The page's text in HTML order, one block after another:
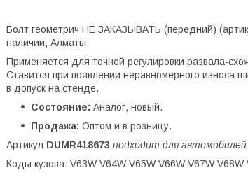
Болт геометрич НЕ ЗАКАЗЫВАТЬ (передний)
наличии, Алматы.
Применяется для точной регулировки развала-
Ставится при появлении неравномерного износа
в допуск на стенде.
Состояние: Аналог, новый.
Продажа: Оптом и в розницу.
Артикул DUMR418673 подходит для автомобилей
Коды кузова: V63W V64W V65W V66W V67W